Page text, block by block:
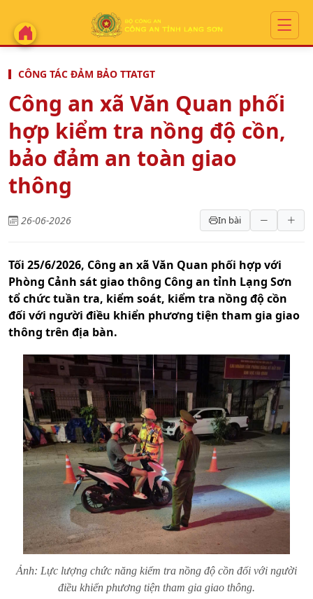
CÔNG TÁC ĐẢM BẢO TTATGT
Công an xã Văn Quan phối
hợp kiểm tra nồng độ cồn,
bảo đảm an toàn giao
thông
26-06-2026 In bài
Tối 25/6/2026, Công an xã Văn Quan phối hợp với
Phòng Cảnh sát giao thông Công an tỉnh Lạng Sơn
tổ chức tuần tra, kiểm soát, kiểm tra nồng độ cồn
đối với người điều khiển phương tiện tham gia giao
thông trên địa bàn.
Ảnh: Lực lượng chức năng kiểm tra nồng độ cồn đối với người
điều khiển phương tiện tham gia giao thông.